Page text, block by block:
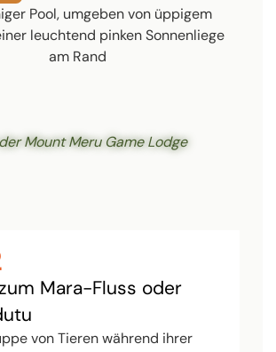
Mount Meru Game Lodge
Mara-Fluss oder